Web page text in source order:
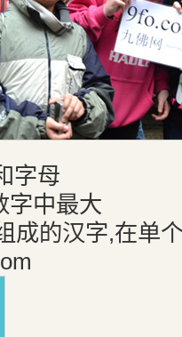
字母
字中最大
成的汉字,在单